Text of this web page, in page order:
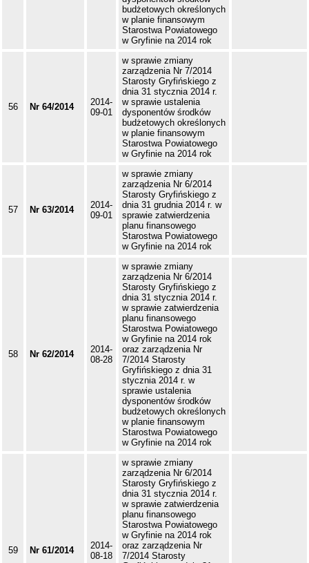
budżetowych określonych
w planie finansowym
Starostwa Powiatowego
w Gryfinie na 2014 rok
56 Nr 64/2014
2014-
09-01
w sprawie zmiany
zarządzenia Nr 7/2014
Starosty Gryfińskiego z
dnia 31 stycznia 2014 r.
w sprawie ustalenia
dysponentów środków
budżetowych określonych
w planie finansowym
Starostwa Powiatowego
w Gryfinie na 2014 rok
57 Nr 63/2014
2014-
09-01
w sprawie zmiany
zarządzenia Nr 6/2014
Starosty Gryfińskiego z
dnia 31 grudnia 2014 r. w
sprawie zatwierdzenia
planu finansowego
Starostwa Powiatowego
w Gryfinie na 2014 rok
58 Nr 62/2014
2014-
08-28
w sprawie zmiany
zarządzenia Nr 6/2014
Starosty Gryfińskiego z
dnia 31 stycznia 2014 r.
w sprawie zatwierdzenia
planu finansowego
Starostwa Powiatowego
w Gryfinie na 2014 rok
oraz zarządzenia Nr
7/2014 Starosty
Gryfińskiego z dnia 31
stycznia 2014 r. w
sprawie ustalenia
dysponentów środków
budżetowych określonych
w planie finansowym
Starostwa Powiatowego
w Gryfinie na 2014 rok
59 Nr 61/2014
2014-
08-18
w sprawie zmiany
zarządzenia Nr 6/2014
Starosty Gryfińskiego z
dnia 31 stycznia 2014 r.
w sprawie zatwierdzenia
planu finansowego
Starostwa Powiatowego
w Gryfinie na 2014 rok
oraz zarządzenia Nr
7/2014 Starosty